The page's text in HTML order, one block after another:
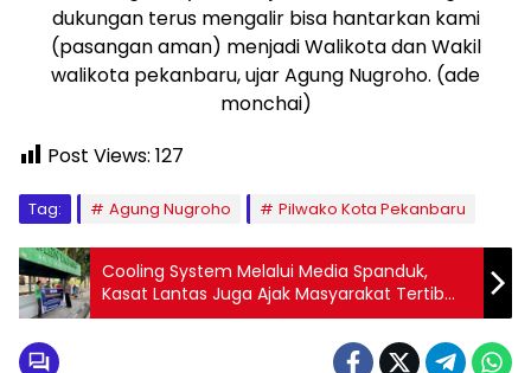
dukungan terus mengalir bisa hantarkan kami
(pasangan aman) menjadi Walikota dan Wakil
walikota pekanbaru, ujar Agung Nugroho. (ade
monchai)
Post Views: 127
Tag: Agung Nugroho Pilwako Kota Pekanbaru
Cooling System Melalui Media Spanduk,
Kasat Lantas Juga Ajak Masyarakat Tertib
Berlalulintas